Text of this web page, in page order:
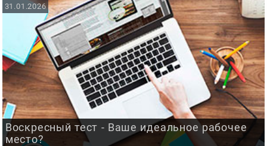
Воскресный тест - Ваше идеальное рабочее
место?
31.01.2026